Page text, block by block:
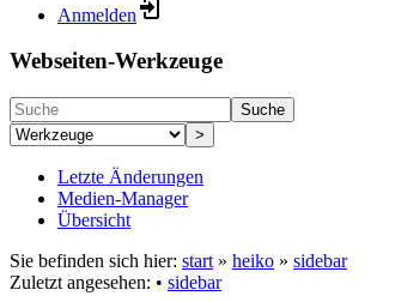
Anmelden
Webseiten-Werkzeuge
Suche
>
Letzte Änderungen
Medien-Manager
Übersicht
Sie befinden sich hier: start » heiko » sidebar
Zuletzt angesehen: • sidebar